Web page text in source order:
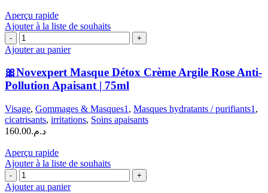
Aperçu rapide
Ajouter à la liste de souhaits
quantité
de
Novexpert
Masque
Détox
Argile
Rose
Anti-
Apaisant
|
75ml
Ajouter au panier
🎀Novexpert Masque Détox Crème Argile Rose Anti-
Pollution Apaisant | 75ml
Visage, Gommages & Masques1 , Masques hydratants / purifiants1 ,
cicatrisants, irritations, Soins apaisants
د.م.160.00
Aperçu rapide
Ajouter à la liste de souhaits
quantité
de
Ajouter au panier